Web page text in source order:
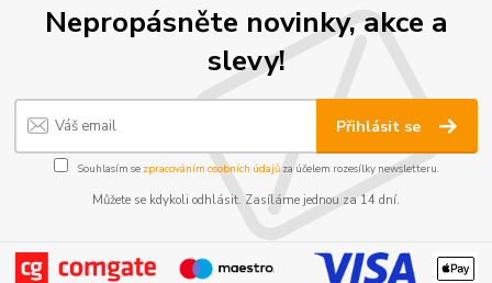
Nepropásněte novinky, akce a
slevy!
Přihlásit se
Souhlasím se zpracováním osobních údajůza účelem rozesílky newsletteru.
Můžete se kdykoli odhlásit. Zasíláme jednou za 14 dní.